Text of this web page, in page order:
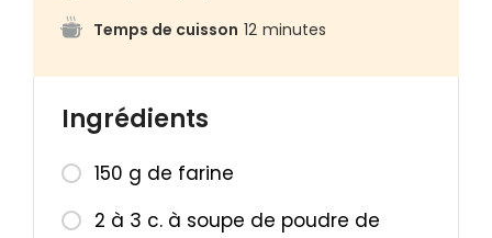
Temps de cuisson 12 minutes
Ingrédients
150 g de farine
2 à 3 c. à soupe de poudre de